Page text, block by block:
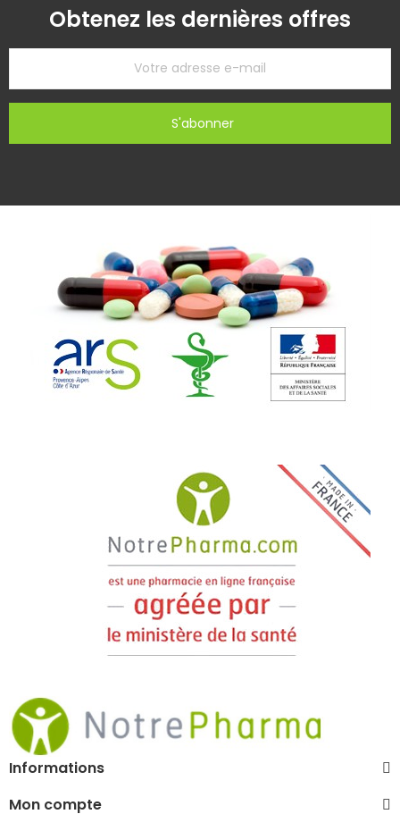
Obtenez les dernières offres
S'abonner
Informations
Mon compte